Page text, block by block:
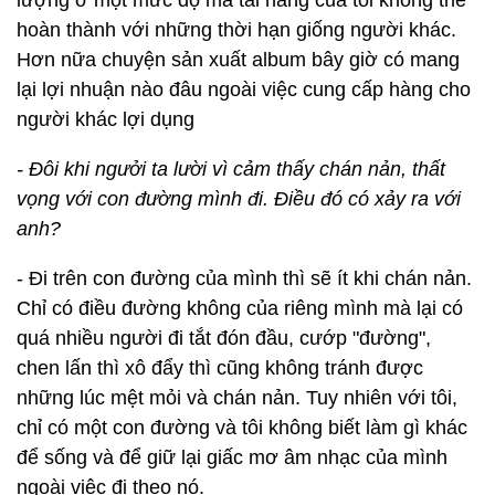
hoàn thành với những thời hạn giống người khác.
Hơn nữa chuyện sản xuất album bây giờ có mang
lại lợi nhuận nào đâu ngoài việc cung cấp hàng cho
người khác lợi dụng
- Đôi khi ngưởi ta lười vì cảm thấy chán nản, thất
vọng với con đường mình đi. Điều đó có xảy ra với
anh?
- Đi trên con đường của mình thì sẽ ít khi chán nản.
Chỉ có điều đường không của riêng mình mà lại có
quá nhiều người đi tắt đón đầu, cướp "đường",
chen lấn thì xô đẩy thì cũng không tránh được
những lúc mệt mỏi và chán nản. Tuy nhiên với tôi,
chỉ có một con đường và tôi không biết làm gì khác
để sống và để giữ lại giấc mơ âm nhạc của mình
ngoài việc đi theo nó.